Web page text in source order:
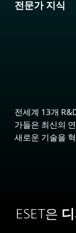
전문가 지식
전세계 13개
가들은 최신의
새로운 기술을
ESET은